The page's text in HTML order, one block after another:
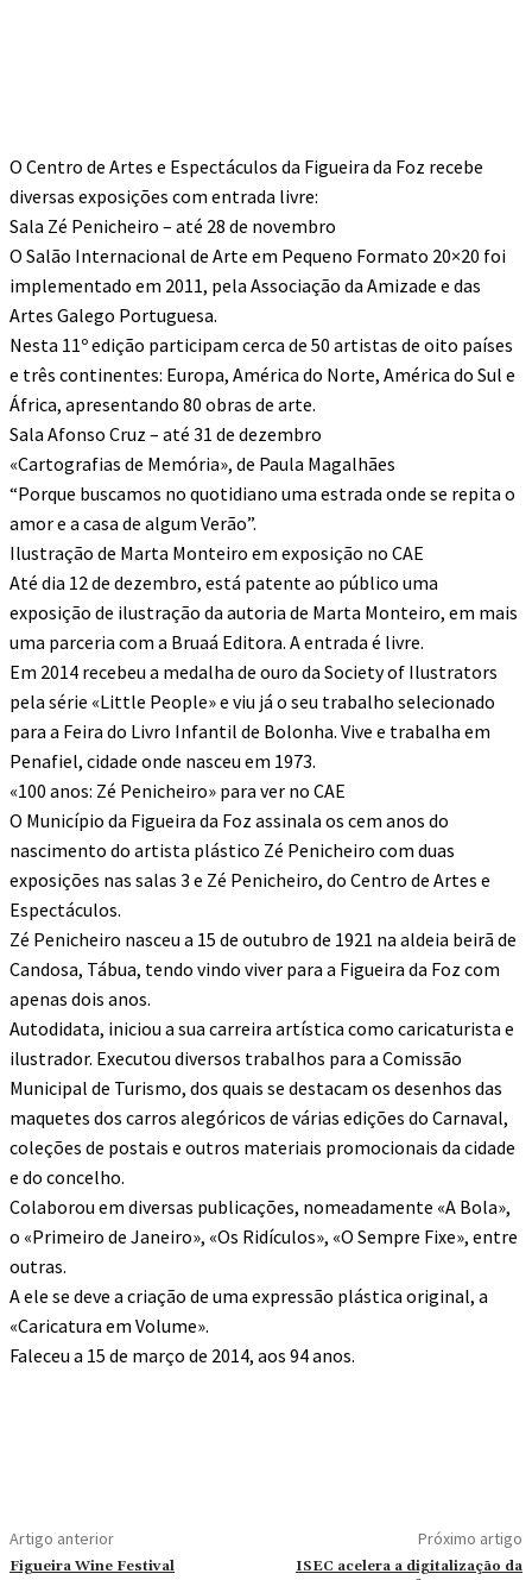
O Centro de Artes e Espectáculos da Figueira da Foz recebe
diversas exposições com entrada livre:
Sala Zé Penicheiro – até 28 de novembro
O Salão Internacional de Arte em Pequeno Formato 20×20 foi
implementado em 2011, pela Associação da Amizade e das
Artes Galego Portuguesa.
Nesta 11º edição participam cerca de 50 artistas de oito países
e três continentes: Europa, América do Norte, América do Sul e
África, apresentando 80 obras de arte.
Sala Afonso Cruz – até 31 de dezembro
«Cartografias de Memória», de Paula Magalhães
“Porque buscamos no quotidiano uma estrada onde se repita o
amor e a casa de algum Verão”.
Ilustração de Marta Monteiro em exposição no CAE
Até dia 12 de dezembro, está patente ao público uma
exposição de ilustração da autoria de Marta Monteiro, em mais
uma parceria com a Bruaá Editora. A entrada é livre.
Em 2014 recebeu a medalha de ouro da Society of Ilustrators
pela série «Little People» e viu já o seu trabalho selecionado
para a Feira do Livro Infantil de Bolonha. Vive e trabalha em
Penafiel, cidade onde nasceu em 1973.
«100 anos: Zé Penicheiro» para ver no CAE
O Município da Figueira da Foz assinala os cem anos do
nascimento do artista plástico Zé Penicheiro com duas
exposições nas salas 3 e Zé Penicheiro, do Centro de Artes e
Espectáculos.
Zé Penicheiro nasceu a 15 de outubro de 1921 na aldeia beirã de
Candosa, Tábua, tendo vindo viver para a Figueira da Foz com
apenas dois anos.
Autodidata, iniciou a sua carreira artística como caricaturista e
ilustrador. Executou diversos trabalhos para a Comissão
Municipal de Turismo, dos quais se destacam os desenhos das
maquetes dos carros alegóricos de várias edições do Carnaval,
coleções de postais e outros materiais promocionais da cidade
e do concelho.
Colaborou em diversas publicações, nomeadamente «A Bola»,
o «Primeiro de Janeiro», «Os Ridículos», «O Sempre Fixe», entre
outras.
A ele se deve a criação de uma expressão plástica original, a
«Caricatura em Volume».
Faleceu a 15 de março de 2014, aos 94 anos.
Artigo anterior
Figueira Wine Festival
Próximo artigo
ISEC acelera a digitalização da